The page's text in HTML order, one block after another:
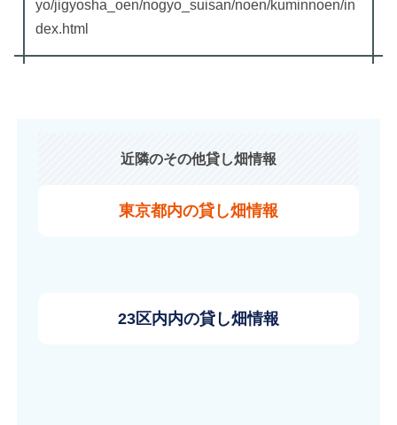
yo/jigyosha_oen/nogyo_suisan/noen/kuminnoen/in
dex.html
近隣のその他貸し畑情報
東京都内の貸し畑情報
23区内内の貸し畑情報